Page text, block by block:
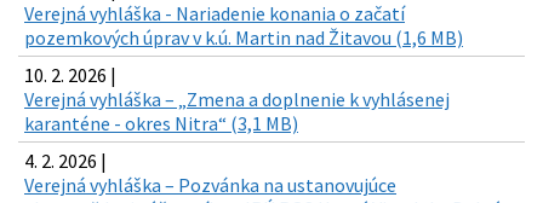
Verejná vyhláška - Nariadenie konania o začatí
pozemkových úprav v k.ú. Martin nad Žitavou (1,6 MB)
10. 2. 2026 |
Verejná vyhláška – „Zmena a doplnenie k vyhlásenej
karanténe - okres Nitra“ (3,1 MB)
4. 2. 2026 |
Verejná vyhláška – Pozvánka na ustanovujúce